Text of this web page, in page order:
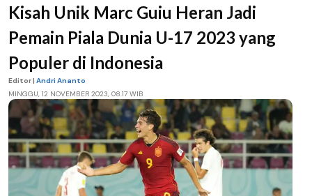
Kisah Unik Marc Guiu Heran Jadi
Pemain Piala Dunia U-17 2023 yang
Populer di Indonesia
Editor | Andri Ananto
MINGGU, 12 NOVEMBER 2023, 08.17 WIB